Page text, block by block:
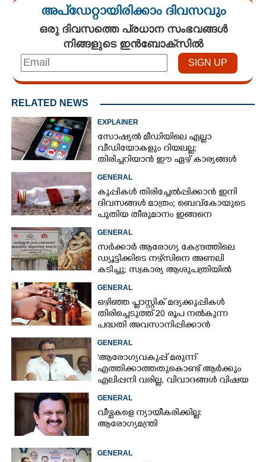
അപ്ഡേറ്റായിരിക്കാം ദിവസവും
ഒരു ദിവസത്തെ പ്രധാന സംഭവങ്ങൾ
നിങ്ങളുടെ ഇൻബോക്സിൽ
RELATED NEWS
EXPLAINER
സോഷ്യൽ മീഡിയിലെ എല്ലാ
വീഡിയോകളും റിയലല്ല;
തിരിച്ചറിയാൻ ഈ ഏഴ് കാര്യങ്ങൾ
GENERAL
കുപ്പികൾ തിരിച്ചേൽപ്പിക്കാൻ ഇനി
ദിവസങ്ങൾ മാത്രം; ബെവ്‌കോയുടെ
പുതിയ തീരുമാനം ഇങ്ങനെ
GENERAL
സർക്കാർ ആരോഗ്യ കേന്ദ്രത്തിലെ
ഡ്യൂട്ടിക്കിടെ നഴ്സിനെ അണലി
കടിച്ചു; സ്വകാര്യ ആശുപത്രിയിൽ
GENERAL
ഒഴിഞ്ഞ പ്ളാസ്റ്റിക് മദ്യക്കുപ്പികൾ
തിരിച്ചെടുത്ത് 20 രൂപ നൽകുന്ന
പദ്ധതി അവസാനിപ്പിക്കാൻ
ബുദ്ധിമുട്ടുകൾ
GENERAL
'ആരോഗ്യവകുപ്പ് മരുന്ന്
എത്തിക്കാത്തതുകൊണ്ട് ആർക്കും
എലിപ്പനി വരില്ല, വിവാദങ്ങൾ വിഷയ
GENERAL
വീഴ്ചകളെ ന്യായീകരിക്കില്ല:
ആരോഗ്യമന്ത്രി
GENERAL